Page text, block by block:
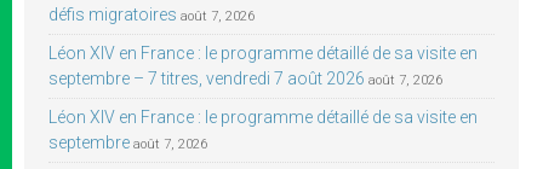
défis migratoires août 7, 2026
Léon XIV en France : le programme détaillé de sa visite en
septembre – 7 titres, vendredi 7 août 2026 août 7, 2026
Léon XIV en France : le programme détaillé de sa visite en
septembre août 7, 2026